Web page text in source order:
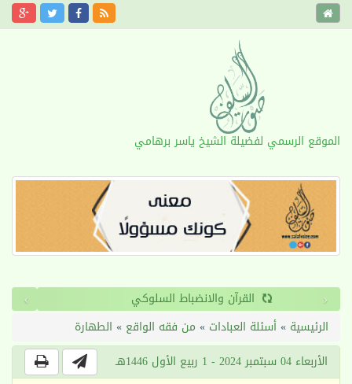
الموقع الرسمي لفضيلة الشيخ ياسر برهامي
القرآن والانضباط السلوكي ‹
›
الرئيسية »أسئلة العبادات » من فقه الواقع » الطهارة
الأربعاء 04 سبتمبر 2024 - 1 ربيع الأول 1446هـ